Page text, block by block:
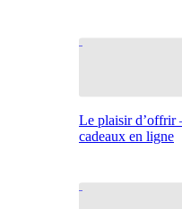
Le plaisir d’offrir
cadeaux en ligne